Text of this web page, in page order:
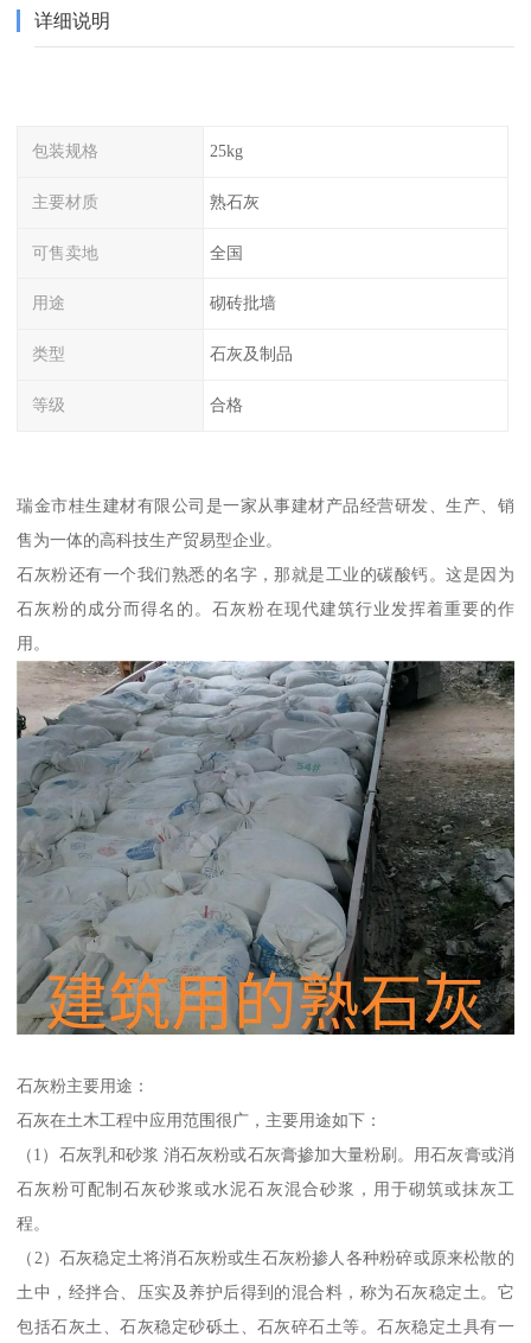
详细说明
包装规格 25kg
主要材质 熟石灰
可售卖地 全国
用途 砌砖批墙
类型 石灰及制品
等级 合格
瑞金市桂生建材有限公司是一家从事建材产品经营研发、生产、销
售为一体的高科技生产贸易型企业。
石灰粉还有一个我们熟悉的名字，那就是工业的碳酸钙。这是因为
石灰粉的成分而得名的。石灰粉在现代建筑行业发挥着重要的作
用。
石灰粉主要用途：
石灰在土木工程中应用范围很广，主要用途如下：
（1）石灰乳和砂浆 消石灰粉或石灰膏掺加大量粉刷。用石灰膏或消
石灰粉可配制石灰砂浆或水泥石灰混合砂浆，用于砌筑或抹灰工
程。
（2）石灰稳定土将消石灰粉或生石灰粉掺人各种粉碎或原来松散的
土中，经拌合、压实及养护后得到的混合料，称为石灰稳定土。它
包括石灰土、石灰稳定砂砾土、石灰碎石土等。石灰稳定土具有一